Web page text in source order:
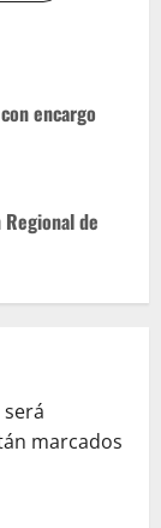
encargo
de
marcados